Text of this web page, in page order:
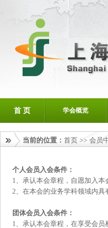
首 页 学会概览
当前的位置： 首页 >> 会员
个人会员入会条件：
1、承认本会章程，自愿加入
2、在本会的业务学科领域内
团体会员入会条件：
1、承认本会章程，在享受会